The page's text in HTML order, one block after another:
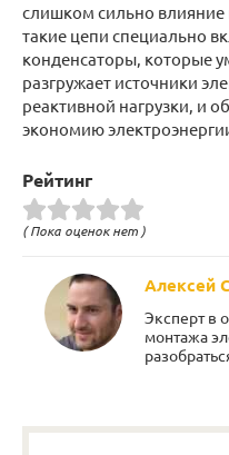
слишком сильно
такие цепи специально
конденсаторы, которые
разгружает источники
реактивной нагрузки, и
экономию
Рейтинг
( Пока оценок нет )
Алексей
Эксперт в
монтажа